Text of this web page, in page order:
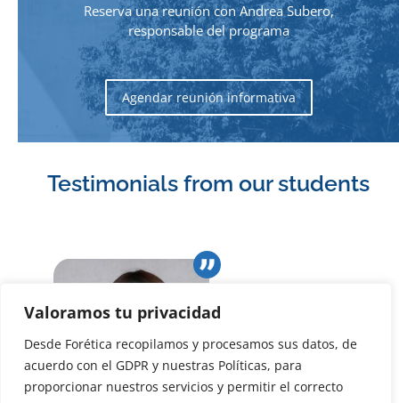
Valoramos tu privacidad
Desde Forética recopilamos y procesamos sus datos, de
acuerdo con el GDPR y nuestras Políticas, para
proporcionar nuestros servicios y permitir el correcto
Reserva una reunión con Andrea Subero,
responsable del programa
Agendar reunión informativa
Testimonials from our students